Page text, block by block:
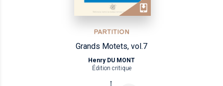
PARTITION
Grands Motets, vol.7
Henry DU MONT
Édition critique